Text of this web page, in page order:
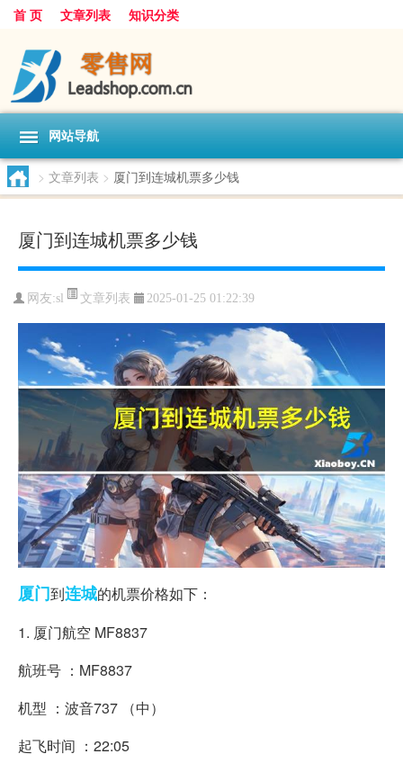
首 页 文章列表 知识分类
网站导航
> 文章列表 > 厦门到连城机票多少钱
厦门到连城机票多少钱
网友:sl 文章列表 2025-01-25 01:22:39
厦门到连城的机票价格如下：
1. 厦门航空 MF8837
航班号 ：MF8837
机型 ：波音737 （中）
起飞时间 ：22:05